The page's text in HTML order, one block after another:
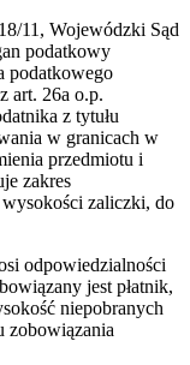
11, Wojewódzki Sąd
podatkowy
podatkowego
art. 26a o.p.
z tytułu
w granicach w
przedmiotu i
zakres
zaliczki, do
odpowiedzialności
jest płatnik,
niepobranych
zobowiązania